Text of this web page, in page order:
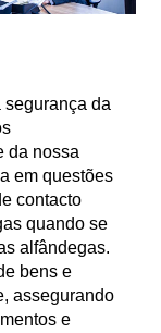
segurança da
da nossa
em questões
contacto
quando se
alfândegas.
bens e
assegurando
e